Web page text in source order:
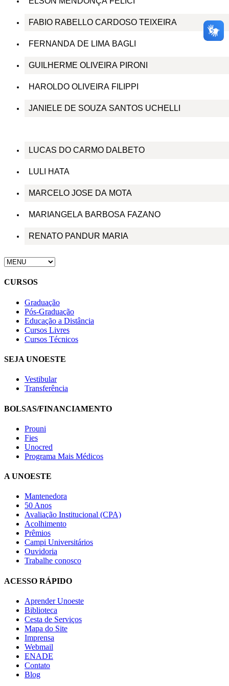
FABIO RABELLO CARDOSO TEIXEIRA
FERNANDA DE LIMA BAGLI
GUILHERME OLIVEIRA PIRONI
HAROLDO OLIVEIRA FILIPPI
JANIELE DE SOUZA SANTOS UCHELLI
LUCAS DO CARMO DALBETO
LULI HATA
MARCELO JOSE DA MOTA
MARIANGELA BARBOSA FAZANO
RENATO PANDUR MARIA
CURSOS
Graduação
Pós-Graduação
Educação a Distância
Cursos Livres
Cursos Técnicos
SEJA UNOESTE
Vestibular
Transferência
BOLSAS/FINANCIAMENTO
Prouni
Fies
Unocred
Programa Mais Médicos
A UNOESTE
Mantenedora
50 Anos
Avaliação Institucional (CPA)
Acolhimento
Prêmios
Campi Universitários
Ouvidoria
Trabalhe conosco
ACESSO RÁPIDO
Aprender Unoeste
Biblioteca
Cesta de Serviços
Mapa do Site
Imprensa
Webmail
ENADE
Contato
Blog